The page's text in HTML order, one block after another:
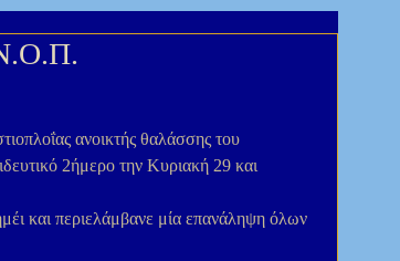
Ν.Ο.Π.
ανοικτής θαλάσσης του
2ήμερο την Κυριακή 29 και
και περιελάμβανε μία επανάληψη όλων